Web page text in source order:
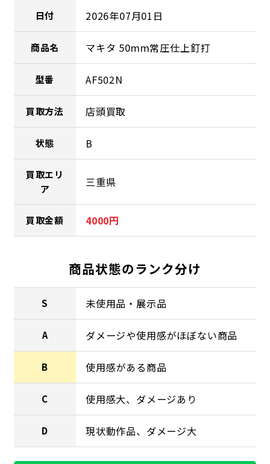
日付 2026年07月01日
商品名 マキタ 50mm常圧仕上釘打
型番 AF502N
買取方法 店頭買取
状態 B
買取エリ
ア
三重県
買取金額 4000円
商品状態のランク分け
S 未使用品・展示品
A ダメージや使用感がほぼない商品
B 使用感がある商品
C 使用感大、ダメージあり
D 現状動作品、ダメージ大